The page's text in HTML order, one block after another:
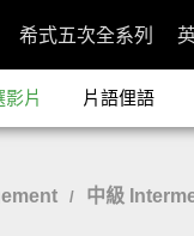
希式五次全系列
影片 片語俚語
/ 中級